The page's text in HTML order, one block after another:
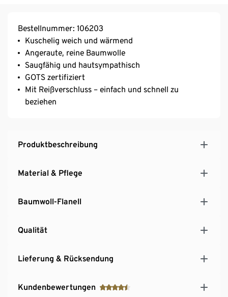
Bestellnummer: 106203
Kuschelig weich und wärmend
Angeraute, reine Baumwolle
Saugfähig und hautsympathisch
GOTS zertifiziert
Mit Reißverschluss – einfach und schnell zu
beziehen
Produktbeschreibung
Material & Pflege
Baumwoll-Flanell
Qualität
Lieferung & Rücksendung
Kundenbewertungen